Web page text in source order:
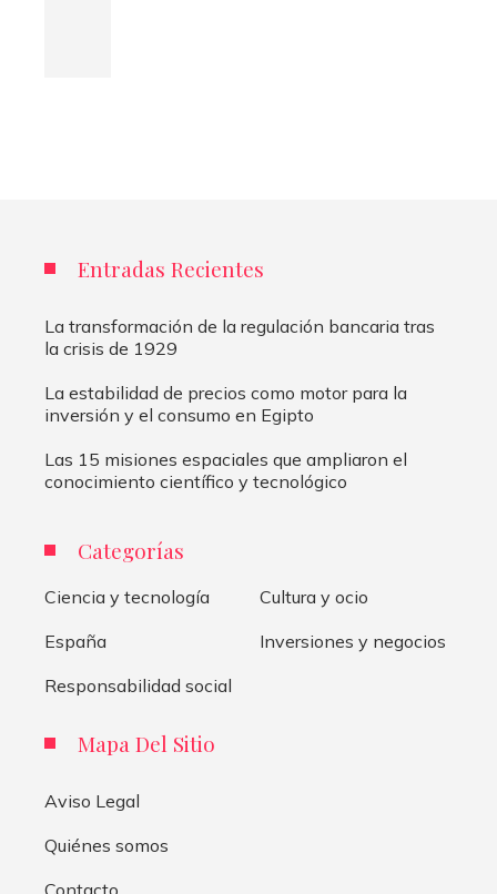
Entradas Recientes
La transformación de la regulación bancaria tras
la crisis de 1929
La estabilidad de precios como motor para la
inversión y el consumo en Egipto
Las 15 misiones espaciales que ampliaron el
conocimiento científico y tecnológico
Categorías
Ciencia y tecnología
Cultura y ocio
España
Inversiones y negocios
Responsabilidad social
Mapa Del Sitio
Aviso Legal
Quiénes somos
Contacto